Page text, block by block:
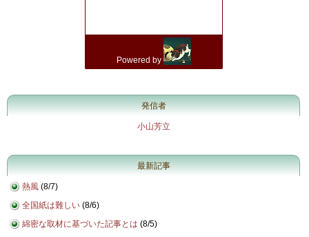
発信者
小山芳立
最新記事
熱風 (8/7)
全国紙は難しい (8/6)
綿密な取材に基づいた記事とは (8/5)